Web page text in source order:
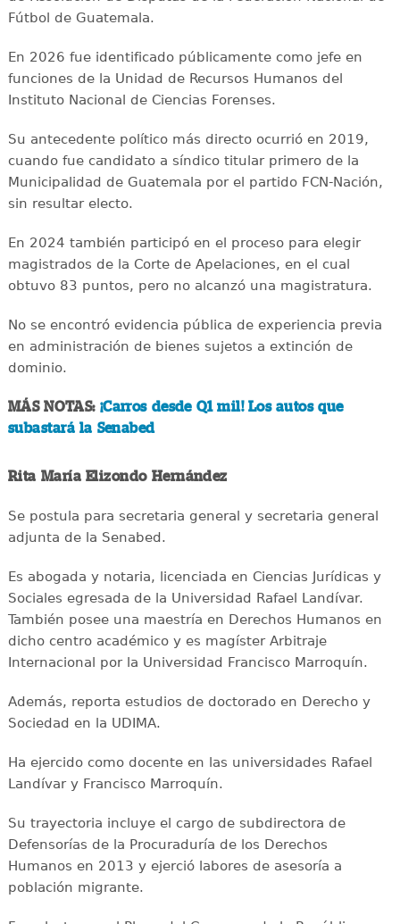
Fútbol de Guatemala.
En 2026 fue identificado públicamente como jefe en
funciones de la Unidad de Recursos Humanos del
Instituto Nacional de Ciencias Forenses.
Su antecedente político más directo ocurrió en 2019,
cuando fue candidato a síndico titular primero de la
Municipalidad de Guatemala por el partido FCN-Nación,
sin resultar electo.
En 2024 también participó en el proceso para elegir
magistrados de la Corte de Apelaciones, en el cual
obtuvo 83 puntos, pero no alcanzó una magistratura.
No se encontró evidencia pública de experiencia previa
en administración de bienes sujetos a extinción de
dominio.
MÁS NOTAS: ¡Carros desde Q1 mil! Los autos que
subastará la Senabed
Rita María Elizondo Hernández
Se postula para secretaria general y secretaria general
adjunta de la Senabed.
Es abogada y notaria, licenciada en Ciencias Jurídicas y
Sociales egresada de la Universidad Rafael Landívar.
También posee una maestría en Derechos Humanos en
dicho centro académico y es magíster Arbitraje
Internacional por la Universidad Francisco Marroquín.
Además, reporta estudios de doctorado en Derecho y
Sociedad en la UDIMA.
Ha ejercido como docente en las universidades Rafael
Landívar y Francisco Marroquín.
Su trayectoria incluye el cargo de subdirectora de
Defensorías de la Procuraduría de los Derechos
Humanos en 2013 y ejerció labores de asesoría a
población migrante.